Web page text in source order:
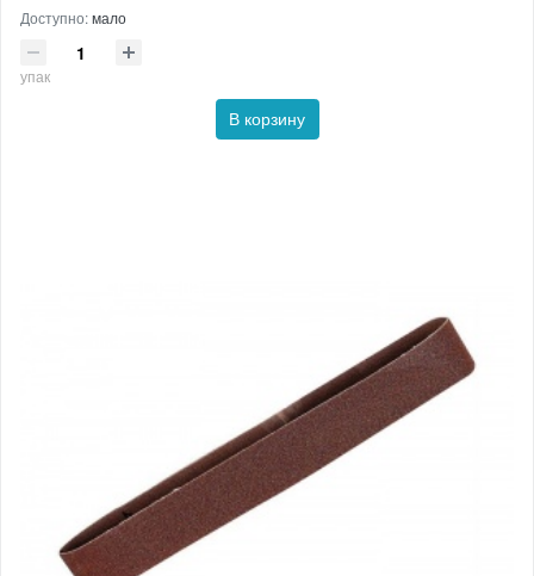
Доступно:мало
упак
В корзину